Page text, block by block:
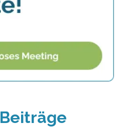
Beiträge